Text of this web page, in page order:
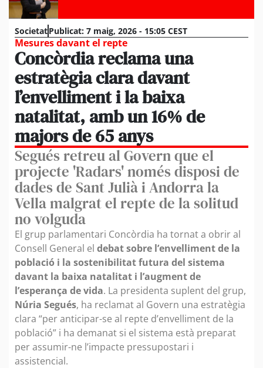
SocietatPublicat: 7 maig, 2026 - 15:05 CEST
Mesures davant el repte
Concòrdia reclama una
estratègia clara davant
l’envelliment i la baixa
natalitat, amb un 16% de
majors de 65 anys
Segués retreu al Govern que el
projecte 'Radars' només disposi de
dades de Sant Julià i Andorra la
Vella malgrat el repte de la solitud
no volguda
El grup parlamentari Concòrdia ha tornat a obrir al
Consell General el debat sobre l’envelliment de la
població i la sostenibilitat futura del sistema
davant la baixa natalitat i l’augment de
l’esperança de vida. La presidenta suplent del grup,
Núria Segués, ha reclamat al Govern una estratègia
clara “per anticipar-se al repte d’envelliment de la
població” i ha demanat si el sistema està preparat
per assumir-ne l’impacte pressupostari i
assistencial.